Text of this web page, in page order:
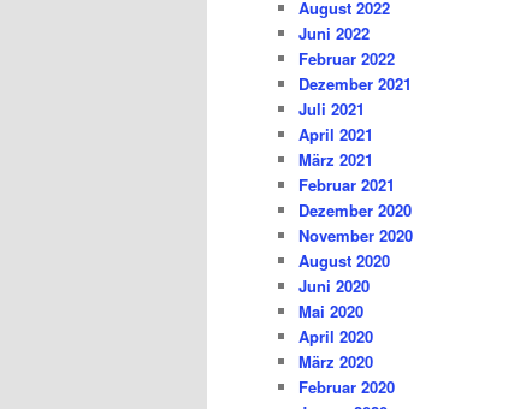
August 2022
Juni 2022
Februar 2022
Dezember 2021
Juli 2021
April 2021
März 2021
Februar 2021
Dezember 2020
November 2020
August 2020
Juni 2020
Mai 2020
April 2020
März 2020
Februar 2020